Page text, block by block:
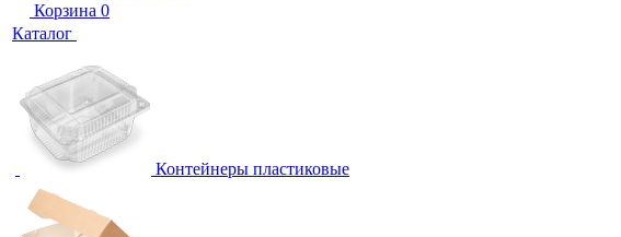
Корзина 0
Каталог
Контейнеры пластиковые